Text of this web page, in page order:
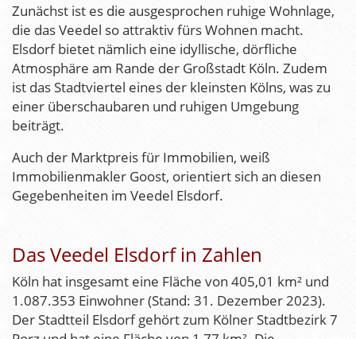
Zunächst ist es die ausgesprochen ruhige Wohnlage,
die das Veedel so attraktiv fürs Wohnen macht.
Elsdorf bietet nämlich eine idyllische, dörfliche
Atmosphäre am Rande der Großstadt Köln. Zudem
ist das Stadtviertel eines der kleinsten Kölns, was zu
einer überschaubaren und ruhigen Umgebung
beiträgt.
Auch der Marktpreis für Immobilien, weiß
Immobilienmakler Goost, orientiert sich an diesen
Gegebenheiten im Veedel Elsdorf.
Das Veedel Elsdorf in Zahlen
Köln hat insgesamt eine Fläche von 405,01 km² und
1.087.353 Einwohner (Stand: 31. Dezember 2023).
Der Stadtteil Elsdorf gehört zum Kölner Stadtbezirk 7